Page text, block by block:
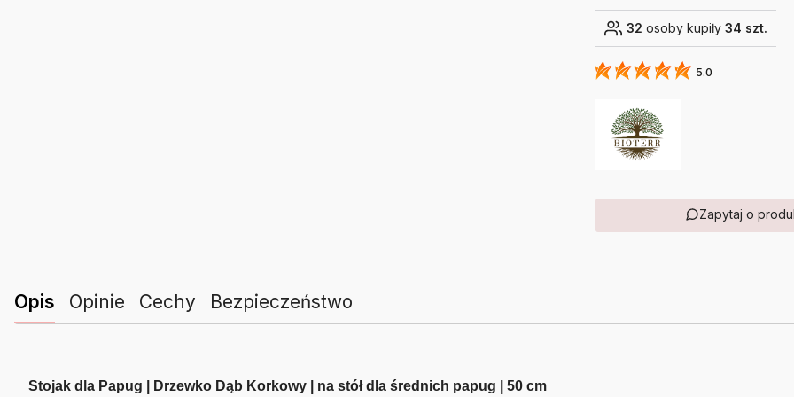
32 osoby kupiły 34 szt.
5.0
Zapytaj o
Opis Opinie Cechy Bezpieczeństwo
Stojak dla Papug | Drzewko Dąb Korkowy | na stół dla średnich papug | 50 cm